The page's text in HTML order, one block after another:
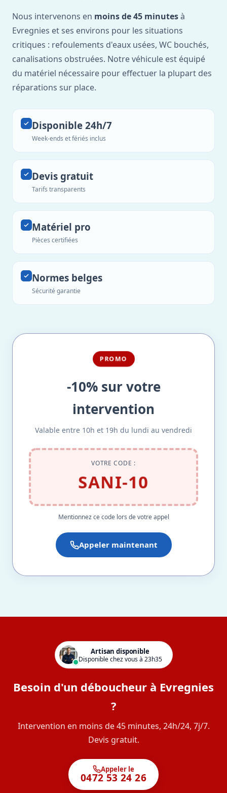
Nous intervenons en moins de 45 minutesà
Evregnies et ses environs pour les situations
critiques : refoulements d'eaux usées, WC bouchés,
canalisations obstruées. Notre véhicule est équipé
du matériel nécessaire pour effectuer la plupart des
réparations sur place.
Disponible 24h/7
Week-ends et fériés inclus
Devis gratuit
Tarifs transparents
Matériel pro
Pièces certifiées
Normes belges
Sécurité garantie
PROMO
-10% sur votre
intervention
Valable entre 10h et 19h du lundi au vendredi
VOTRE CODE :
SANI-10
Mentionnez ce code lors de votre appel
Appeler maintenant
Artisan disponible
Disponible chez vous à 23h35
Besoin d'un déboucheur à Evregnies
?
Intervention en moins de 45 minutes, 24h/24, 7j/7.
Devis gratuit.
Appeler le
0472 53 24 26